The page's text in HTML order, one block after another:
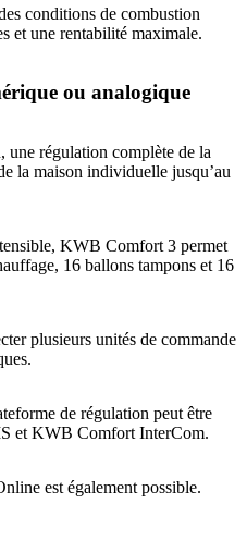
conditions de combustion
et une rentabilité maximale.
ou analogique
une régulation complète de la
la maison individuelle jusqu’au
KWB Comfort 3 permet
16 ballons tampons et 16
plusieurs unités de commande
de régulation peut être
et KWB Comfort InterCom.
est également possible.